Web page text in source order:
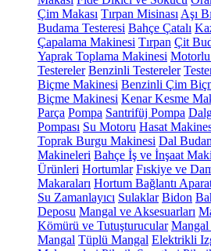
Çim Makası Tırpan Misinası Aşı
Budama Testeresi Bahçe Çatalı
Çapalama Makinesi Tırpan Çit
Yaprak Toplama Makinesi Motorlu
Testereler Benzinli Testereler
Biçme Makinesi Benzinli Çim
Biçme Makinesi Kenar Kesme
Parça Pompa Santrifüj Pompa
Pompası Su Motoru Hasat
Toprak Burgu Makinesi Dal
Makineleri Bahçe İş ve İnşaat
Ürünleri Hortumlar Fıskiye ve
Makaraları Hortum Bağlantı
Su Zamanlayıcı Sulaklar Bidon
Deposu Mangal ve Aksesuarları
Kömürü ve Tutuşturucular Mangal
Mangal Tüplü Mangal Elektrikli